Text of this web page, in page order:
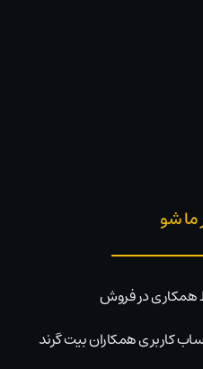
شو
همکاری در فروش
کاربری همکاران بیت گرند